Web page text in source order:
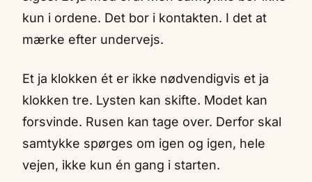
kun i ordene. Det bor i kontakten. I det at
mærke efter undervejs.
Et ja klokken ét er ikke nødvendigvis et ja
klokken tre. Lysten kan skifte. Modet kan
forsvinde. Rusen kan tage over. Derfor skal
samtykke spørges om igen og igen, hele
vejen, ikke kun én gang i starten.